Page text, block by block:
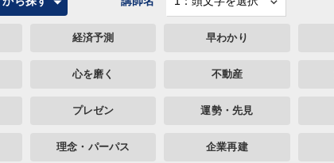
経済予測 早わかり
心を磨く 不動産
プレゼン 運勢・先見
理念・パーパス 企業再建